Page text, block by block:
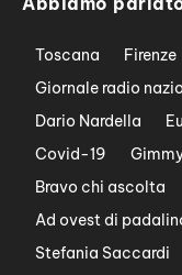
Toscana Firenze
Giornale radio
Dario Nardella
Covid-19
Bravo chi ascolta
Ad ovest di
Stefania Saccardi